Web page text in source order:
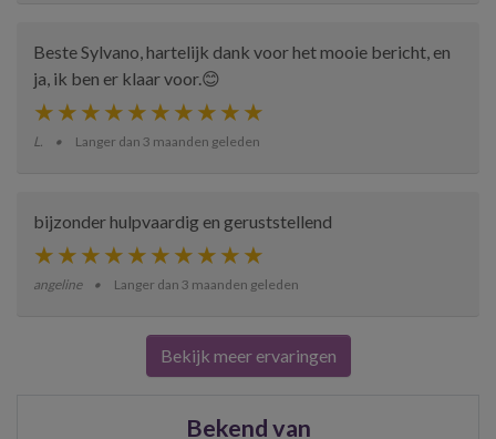
Beste Sylvano, hartelijk dank voor het mooie bericht, en
ja, ik ben er klaar voor.😊
L. Langer dan 3 maanden geleden
bijzonder hulpvaardig en geruststellend
angeline Langer dan 3 maanden geleden
Bekijk meer ervaringen
Bekend van